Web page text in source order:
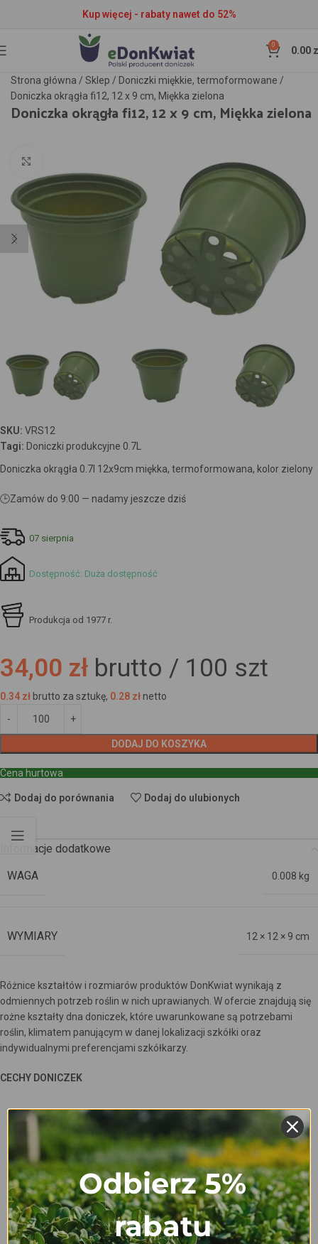
Kup więcej - rabaty nawet do 52%
0 0.00
Strona główna / Sklep / Doniczki miękkie, termoformowane /
Doniczka okrągła fi12, 12 x 9 cm, Miękka zielona
Doniczka okrągła fi12, 12 x 9 cm, Miękka zielona
SKU: VRS12
Tagi: Doniczki produkcyjne 0.7L
Doniczka okrągła 0.7l 12x9cm miękka, termoformowana, kolor zielony
🕒Zamów do 9:00 — nadamy jeszcze dziś
07 sierpnia
Dostępność: Duża dostępność
Produkcja od 1977 r.
34,00 zł brutto / 100 szt
0.34 zł brutto za sztukę, 0.28 zł netto
DODAJ DO KOSZYKA
Cena hurtowa
Dodaj do porównania Dodaj do ulubionych
Informacje dodatkowe
WAGA
0.008 kg
WYMIARY 12 × 12 × 9 cm
Różnice kształtów i rozmiarów produktów DonKwiat wynikają z
odmiennych potrzeb roślin w nich uprawianych. W ofercie znajdują się
rożne kształty dna doniczek, które uwarunkowane są potrzebami
roślin, klimatem panującym w danej lokalizacji szkółki oraz
indywidualnymi preferencjami szkółkarzy.
CECHY DONICZEK
Odbierz 5%
rabatu